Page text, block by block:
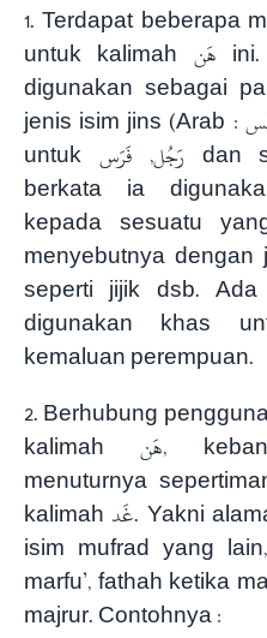
1. Terdapat beberapa
untuk kalimah هَن ini. Ada yang berkata ia
digunakan sebagai
jenis isim jins (Arab : اسْم جَنْس) seperti panggilan
untuk رَجُل, فَرَس dan sebagainya. Ada yang
berkata ia
kepada sesuatu
menyebutnya
seperti jijik dsb.
digunakan khas
kemaluan perempuan.
2. Berhubung
kalimah هَن, kebanyakan orang Arab
menuturnya
kalimah غَد. Yakni alamat i’rabnya sama seperti
isim mufrad yang
marfu’, fathah ketika
majrur. Contohnya :